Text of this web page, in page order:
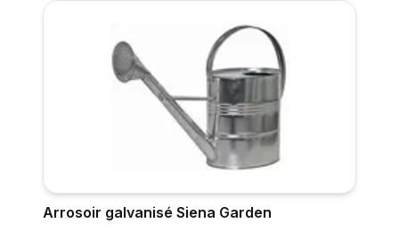
Arrosoir galvanisé Siena Garden